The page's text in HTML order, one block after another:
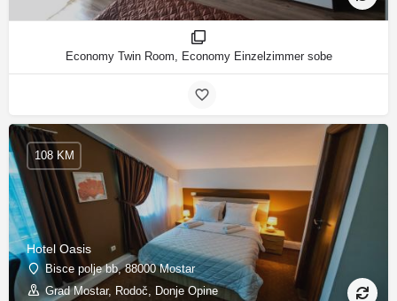
Economy Twin Room, Economy Einzelzimmer sobe
Hotel Oasis
Bisce polje bb, 88000 Mostar
Grad Mostar, Rodoč, Donje Opine
108 KM